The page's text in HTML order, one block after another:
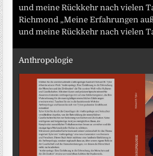
und meine Rückkehr nach vielen
Richmond „Meine Erfahrungen
und meine Rückkehr nach vielen
Anthropologie